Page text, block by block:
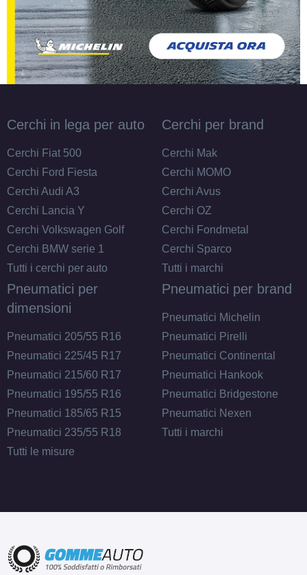
Cerchi in lega per auto
Cerchi Fiat 500
Cerchi Ford Fiesta
Cerchi Audi A3
Cerchi Lancia Y
Cerchi Volkswagen Golf
Cerchi BMW serie 1
Tutti i cerchi per auto
Cerchi per brand
Cerchi Mak
Cerchi MOMO
Cerchi Avus
Cerchi OZ
Cerchi Fondmetal
Cerchi Sparco
Tutti i marchi
Pneumatici per
dimensioni
Pneumatici 205/55 R16
Pneumatici 225/45 R17
Pneumatici 215/60 R17
Pneumatici 195/55 R16
Pneumatici 185/65 R15
Pneumatici 235/55 R18
Tutti le misure
Pneumatici per brand
Pneumatici Michelin
Pneumatici Pirelli
Pneumatici Continental
Pneumatici Hankook
Pneumatici Bridgestone
Pneumatici Nexen
Tutti i marchi